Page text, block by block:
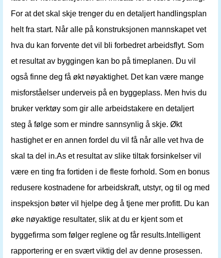
For at det skal skje trenger du en detaljert handlingsplan
helt fra start. Når alle på konstruksjonen mannskapet vet
hva du kan forvente det vil bli forbedret arbeidsflyt. Som
et resultat av byggingen kan bo på timeplanen. Du vil
også finne deg få økt nøyaktighet. Det kan være mange
misforståelser underveis på en byggeplass. Men hvis du
bruker verktøy som gir alle arbeidstakere en detaljert
steg å følge som er mindre sannsynlig å skje. Økt
hastighet er en annen fordel du vil få når alle vet hva de
skal ta del in.As et resultat av slike tiltak forsinkelser vil
være en ting fra fortiden i de fleste forhold. Som en bonus
redusere kostnadene for arbeidskraft, utstyr, og til og med
inspeksjon bøter vil hjelpe deg å tjene mer profitt. Du kan
øke nøyaktige resultater, slik at du er kjent som et
byggefirma som følger reglene og får results.Intelligent
rapportering er en svært viktig del av denne prosessen.